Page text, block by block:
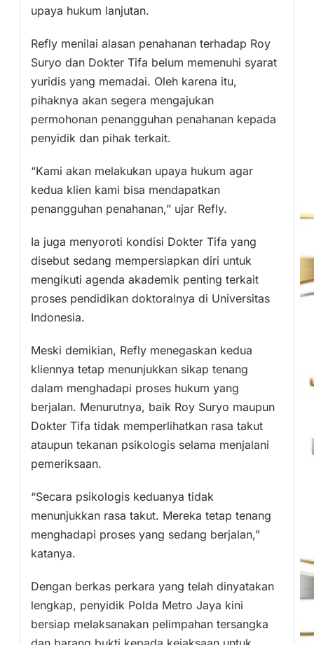
upaya hukum lanjutan.
Refly menilai alasan penahanan terhadap Roy
Suryo dan Dokter Tifa belum memenuhi syarat
yuridis yang memadai. Oleh karena itu,
pihaknya akan segera mengajukan
permohonan penangguhan penahanan kepada
penyidik dan pihak terkait.
“Kami akan melakukan upaya hukum agar
kedua klien kami bisa mendapatkan
penangguhan penahanan,” ujar Refly.
Ia juga menyoroti kondisi Dokter Tifa yang
disebut sedang mempersiapkan diri untuk
mengikuti agenda akademik penting terkait
proses pendidikan doktoralnya di Universitas
Indonesia.
Meski demikian, Refly menegaskan kedua
kliennya tetap menunjukkan sikap tenang
dalam menghadapi proses hukum yang
berjalan. Menurutnya, baik Roy Suryo maupun
Dokter Tifa tidak memperlihatkan rasa takut
ataupun tekanan psikologis selama menjalani
pemeriksaan.
“Secara psikologis keduanya tidak
menunjukkan rasa takut. Mereka tetap tenang
menghadapi proses yang sedang berjalan,”
katanya.
Dengan berkas perkara yang telah dinyatakan
lengkap, penyidik Polda Metro Jaya kini
bersiap melaksanakan pelimpahan tersangka